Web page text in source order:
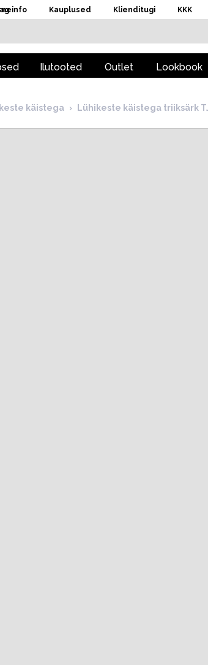
Kauplused Klienditugi KKK
Ilutooted Outlet Lookbook
käistega › Lühikeste käistega triiksärk